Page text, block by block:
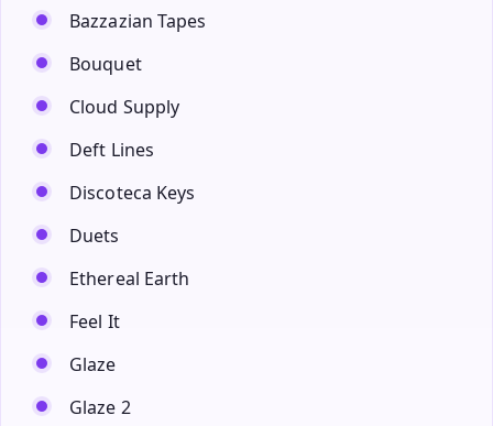
Bazzazian Tapes
Bouquet
Cloud Supply
Deft Lines
Discoteca Keys
Duets
Ethereal Earth
Feel It
Glaze
Glaze 2